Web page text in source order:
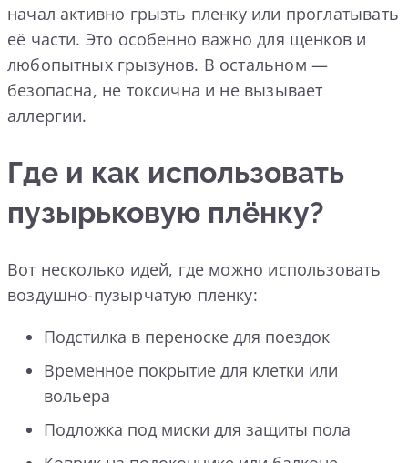
начал активно грызть пленку или проглатывать
её части. Это особенно важно для щенков и
любопытных грызунов. В остальном —
безопасна, не токсична и не вызывает
аллергии.
Где и как использовать
пузырьковую плёнку?
Вот несколько идей, где можно использовать
воздушно-пузырчатую пленку:
Подстилка в переноске для поездок
Временное покрытие для клетки или
вольера
Подложка под миски для защиты пола